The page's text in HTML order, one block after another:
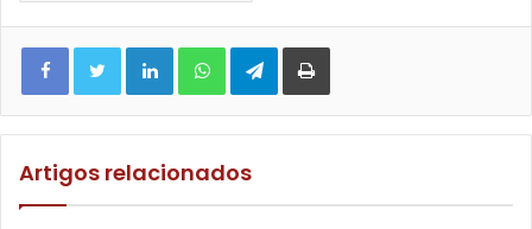
Facebook Twitter Linkedin WhatsApp Telegram
Artigos relacionados